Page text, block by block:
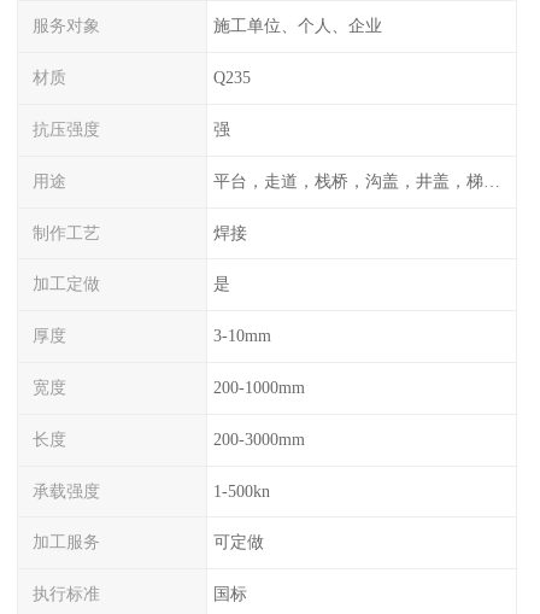
服务对象 施工单位、个人、企业
材质 Q235
抗压强度 强
用途 平台，走道，栈桥，沟盖，井盖，梯子，围栏等
制作工艺 焊接
加工定做 是
厚度 3-10mm
宽度 200-1000mm
长度 200-3000mm
承载强度 1-500kn
加工服务 可定做
执行标准 国标